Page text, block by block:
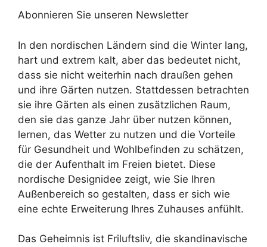
Abonnieren Sie unseren Newsletter
In den nordischen Ländern sind die Winter lang,
hart und extrem kalt, aber das bedeutet nicht,
dass sie nicht weiterhin nach draußen gehen
und ihre Gärten nutzen. Stattdessen betrachten
sie ihre Gärten als einen zusätzlichen Raum,
den sie das ganze Jahr über nutzen können,
lernen, das Wetter zu nutzen und die Vorteile
für Gesundheit und Wohlbefinden zu schätzen,
die der Aufenthalt im Freien bietet. Diese
nordische Designidee zeigt, wie Sie Ihren
Außenbereich so gestalten, dass er sich wie
eine echte Erweiterung Ihres Zuhauses anfühlt.
Das Geheimnis ist Friluftsliv, die skandinavische